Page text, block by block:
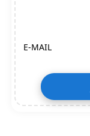
E-MAIL